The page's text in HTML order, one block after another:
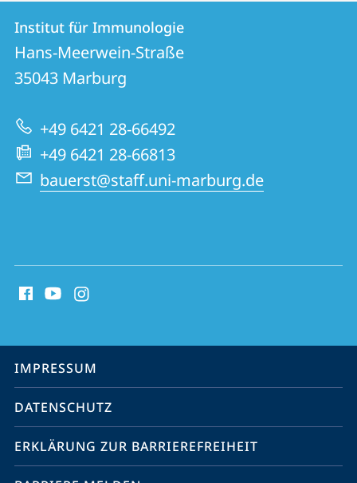
Kontakt
und
Informationen
zur
Website
Kontaktinformationen
Institut
für
Immunologie
Institut für Immunologie
Hans-Meerwein-Straße
35043 Marburg
+49 6421 28-66492
+49 6421 28-66813
bauerst@staff.uni-marburg.de
Media
Service-
Navigation
IMPRESSUM
DATENSCHUTZ
ERKLÄRUNG ZUR BARRIEREFREIHEIT